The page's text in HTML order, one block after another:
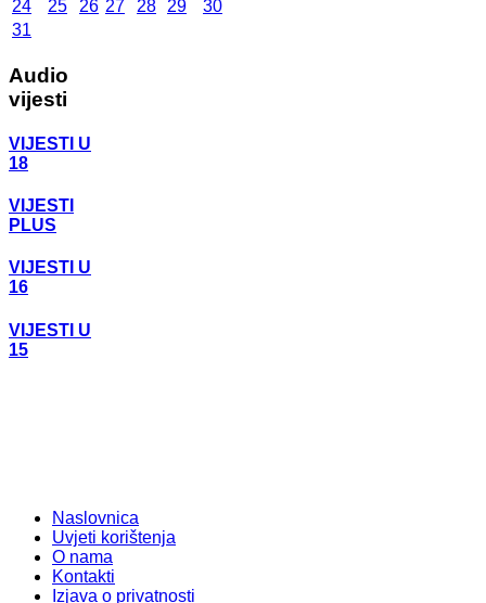
24
25 26 27 28 29
30
31
Audio
vijesti
VIJESTI U
18
VIJESTI
PLUS
VIJESTI U
16
VIJESTI U
15
Naslovnica
Uvjeti korištenja
O nama
Kontakti
Izjava o privatnosti